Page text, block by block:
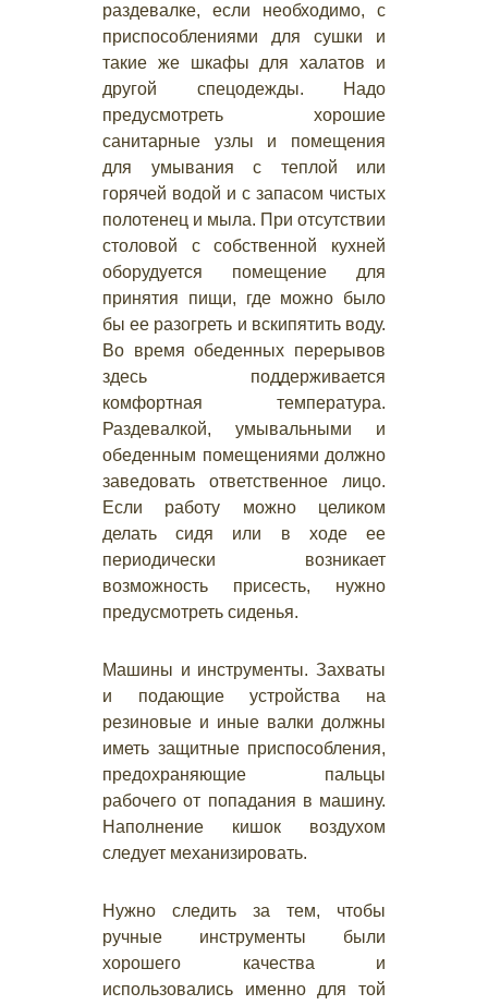
раздевалке, если необходимо, с
приспособлениями для сушки и
такие же шкафы для халатов и
другой спецодежды. Надо
предусмотреть хорошие
санитарные узлы и помещения
для умывания с теплой или
горячей водой и с запасом чистых
полотенец и мыла. При отсутствии
столовой с собственной кухней
оборудуется помещение для
принятия пищи, где можно было
бы ее разогреть и вскипятить воду.
Во время обеденных перерывов
здесь поддерживается
комфортная температура.
Раздевалкой, умывальными и
обеденным помещениями должно
заведовать ответственное лицо.
Если работу можно целиком
делать сидя или в ходе ее
периодически возникает
возможность присесть, нужно
предусмотреть сиденья.
Машины и инструменты. Захваты
и подающие устройства на
резиновые и иные валки должны
иметь защитные приспособления,
предохраняющие пальцы
рабочего от попадания в машину.
Наполнение кишок воздухом
следует механизировать.
Нужно следить за тем, чтобы
ручные инструменты были
хорошего качества и
использовались именно для той